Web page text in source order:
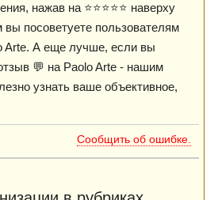
нажав на ⭐️⭐️⭐️⭐️⭐️ наверху
вы посоветуете пользователям
Arte. А еще лучше, если вы
💬 на Paolo Arte - нашим
узнать ваше объективное,
Сообщить об ошибке.